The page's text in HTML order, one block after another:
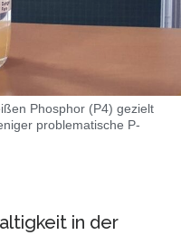
Phosphor (P4) gezielt
problematische P-
in der